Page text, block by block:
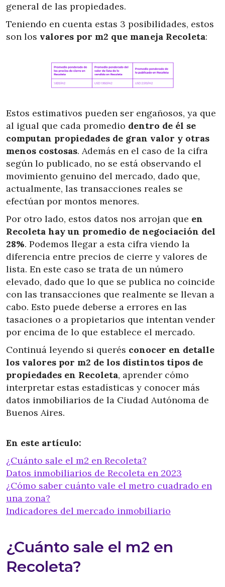
general de las propiedades.
Teniendo en cuenta estas 3 posibilidades, estos
son los valores por m2 que maneja Recoleta:
Estos estimativos pueden ser engañosos, ya que
al igual que cada promedio dentro de él se
computan propiedades de gran valor y otras
menos costosas. Además en el caso de la cifra
según lo publicado, no se está observando el
movimiento genuino del mercado, dado que,
actualmente, las transacciones reales se
efectúan por montos menores.
Por otro lado, estos datos nos arrojan que en
Recoleta hay un promedio de negociación del
28%. Podemos llegar a esta cifra viendo la
diferencia entre precios de cierre y valores de
lista. En este caso se trata de un número
elevado, dado que lo que se publica no coincide
con las transacciones que realmente se llevan a
cabo. Esto puede deberse a errores en las
tasaciones o a propietarios que intentan vender
por encima de lo que establece el mercado.
Continuá leyendo si querés conocer en detalle
los valores por m2 de los distintos tipos de
propiedades en Recoleta, aprender cómo
interpretar estas estadísticas y conocer más
datos inmobiliarios de la Ciudad Autónoma de
Buenos Aires.
En este artículo:
¿Cuánto sale el m2 en Recoleta?
Datos inmobiliarios de Recoleta en 2023
¿Cómo saber cuánto vale el metro cuadrado en
una zona?
Indicadores del mercado inmobiliario
¿Cuánto sale el m2 en
Recoleta?